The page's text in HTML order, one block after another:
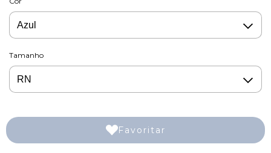
Tamanho
Favoritar